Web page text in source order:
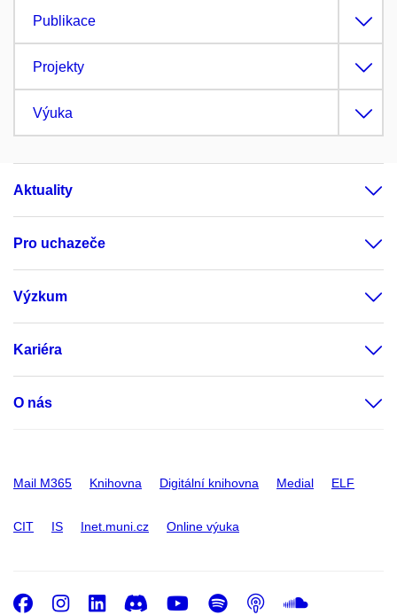
Publikace
Projekty
Výuka
Aktuality
Pro uchazeče
Výzkum
Kariéra
O nás
Mail M365 Knihovna Digitální knihovna Medial ELF
CIT IS Inet.muni.cz Online výuka
Facebook
Instagram
LinkedIn
DiscordYoutube
Spotify
Podcast